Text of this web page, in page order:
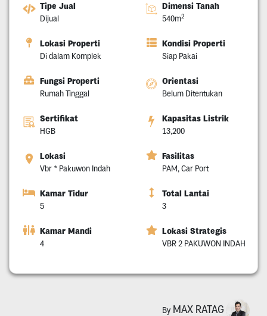
Tipe Jual
Dijual
Dimensi Tanah
540m2
Lokasi Properti
Di dalam Komplek
Kondisi Properti
Siap Pakai
Fungsi Properti
Rumah Tinggal
Orientasi
Belum Ditentukan
Sertifikat
HGB
Kapasitas Listrik
13,200
Lokasi
Vbr * Pakuwon Indah
Fasilitas
PAM, Car Port
Kamar Tidur
5
Total Lantai
3
Kamar Mandi
4
Lokasi Strategis
VBR 2 PAKUWON INDAH
By MAX RATAG